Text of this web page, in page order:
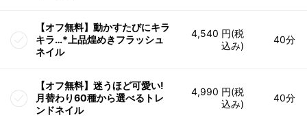
【オフ無料】動かすたびにキラ
キラ…*上品煌めきフラッシュ
ネイル
4,540 円(税
込み)
40分
【オフ無料】迷うほど可愛い!
月替わり60種から選べるトレ
ンドネイル
4,990 円(税
込み)
40分